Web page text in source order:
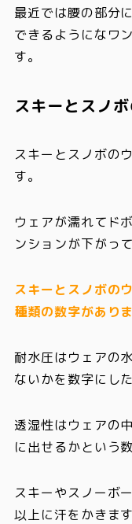
最近では腰の部分
できるようになワ
す。
スキーとスノ
スキーとスノボの
す。
ウェアが濡れてド
ンションが下がっ
スキーとスノボの
種類の数字がありま
耐水圧はウェアの
ないかを数字にし
透湿性はウェアの
に出せるかという
スキーやスノーボ
以上に汗をかきます